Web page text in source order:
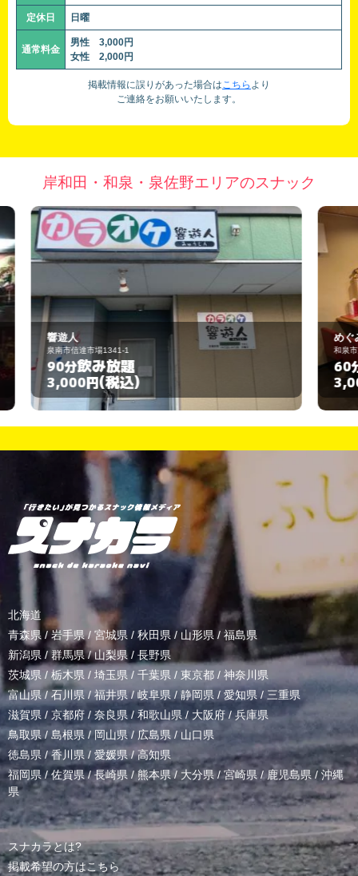
定休日 日曜
通常料金
男性 3,000円
女性 2,000円
掲載情報に誤りがあった場合はこちら より
ご連絡をお願いいたします。
岸和田・和泉・泉佐野エリアのスナック
めぐみ
和泉市府中町7-4-14
60分飲み放題
3,000円(税込)
北海道
青森県 / 岩手県/ 宮城県 / 秋田県 / 山形県/ 福島県
新潟県 /群馬県/山梨県 / 長野県
茨城県 / 栃木県 / 埼玉県 / 千葉県 / 東京都 / 神奈川県
富山県 /石川県/福井県/岐阜県 / 静岡県 / 愛知県 / 三重県
滋賀県 / 京都府 / 奈良県 / 和歌山県/ 大阪府 /兵庫県
鳥取県/ 島根県 /岡山県/ 広島県 / 山口県
徳島県 /香川県 / 愛媛県/高知県
福岡県/佐賀県/長崎県 /熊本県/ 大分県/宮崎県 /鹿児島県 / 沖縄
県
スナカラとは?
掲載希望の方はこちら